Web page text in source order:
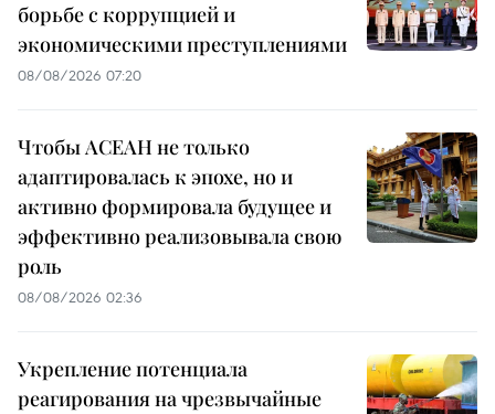
борьбе с коррупцией и
экономическими преступлениями
08/08/2026 07:20
Чтобы АСЕАН не только
адаптировалась к эпохе, но и
активно формировала будущее и
эффективно реализовывала свою
роль
08/08/2026 02:36
Укрепление потенциала
реагирования на чрезвычайные